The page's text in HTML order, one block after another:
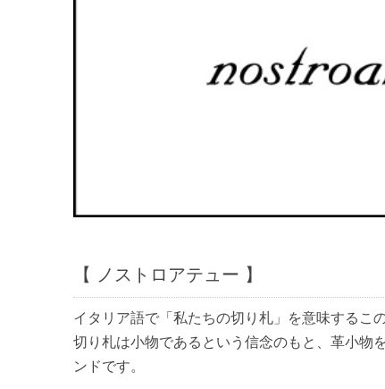
【 ノストロアテュー 】
イタリア語で「私たちの切り札」を意味するこ
切り札は小物であるという信念のもと、革小物
ンドです。